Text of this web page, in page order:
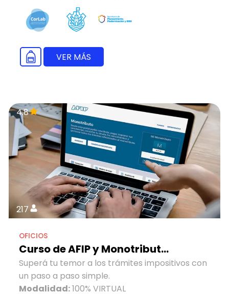
VER MÁS
4.8
217
OFICIOS
Curso de AFIP y Monotribut...
Superá tu temor a los trámites impositivos con
un paso a paso simple.
Modalidad:100% VIRTUAL